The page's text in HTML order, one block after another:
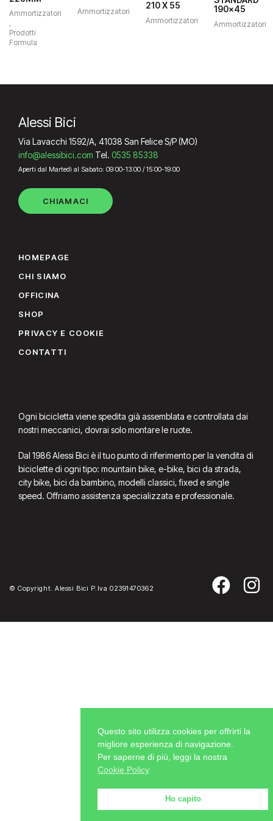
Ammortizzatori
,
Prodotti
Formula
era:
è:
Ammortizzatori
197.00€. 167.00€.
210 X 55
Ammortizzatori
era:
930.00€.
è:
790.00€.
190×45
Ammortizzatori
Alessi Bici
Via Lavacchi 1592/A, 41038 San Felice S/P (MO)
info@alessibici.com Tel. 0535 85338
Aperti dal Martedì al Sabato: 09:00-13:00 / 15:00-19:00
CHIAMACI
HOMEPAGE
CHI SIAMO
OFFICINA
SHOP
PRIVACY E COOKIE
CONTATTI
Ogni bicicletta viene spedita già assemblata e controllata dai
nostri meccanici, dovrai solo montare le ruote.
Dal 1986 Alessi Bici è il tuo punto di riferimento per la vendita di
biciclette di ogni tipo: mountain bike, e-bike, bici da strada,
city bike, bici da bambino, modelli classici, fixed e single
speed. Offriamo assistenza specializzata e professionale.
© Copyright. Alessi Bici P.Iva 02391470362
Questo sito utilizza cookies per offrirti la
migliore esperienza di navigazione.
Per saperne di più, leggi la nostra
Cookie Policy
Ho capito